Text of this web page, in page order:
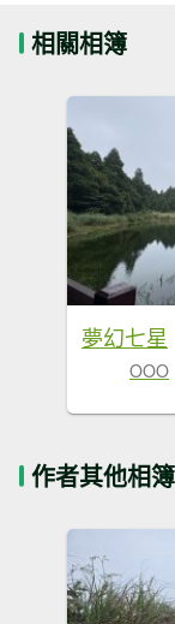
相關相簿
夢幻七星
OOO
作者其他相簿